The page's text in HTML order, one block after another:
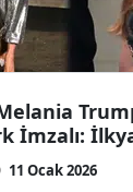
İmzalı:
11 Ocak 2026